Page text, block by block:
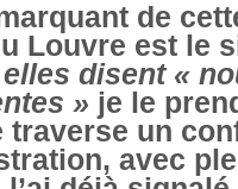
de
Louvre est le
disent «
» je le
traverse un
avec